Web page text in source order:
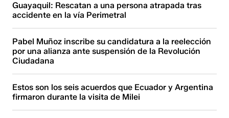
Guayaquil: Rescatan a una persona atrapada tras
accidente en la vía Perimetral
Pabel Muñoz inscribe su candidatura a la reelección
por una alianza ante suspensión de la Revolución
Ciudadana
Estos son los seis acuerdos que Ecuador y Argentina
firmaron durante la visita de Milei